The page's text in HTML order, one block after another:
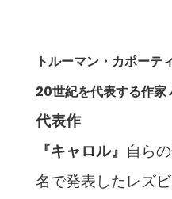
トルーマン・カポーテ
20世紀を代表する作家
代表作
『キャロル』 自ら
名で発表したレズ